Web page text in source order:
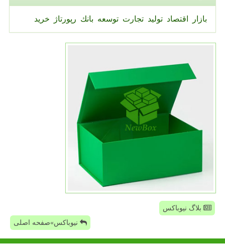
بازار اقتصاد تولید تجارت توسعه بانك رپورتاژ خرید
بلاگ نیوباکس
نیوباکس»صفحه اصلی